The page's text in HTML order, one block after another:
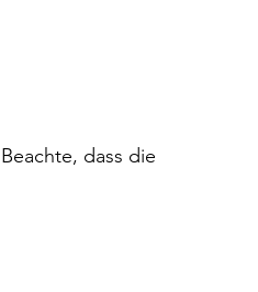
dass die